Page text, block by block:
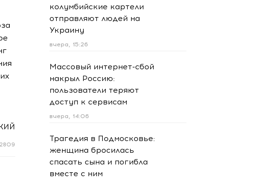
2809
колумбийские картели
отправляют людей на
Украину
вчера, 15:26
Массовый интернет-сбой
накрыл Россию:
пользователи теряют
доступ к сервисам
вчера, 14:06
Трагедия в Подмосковье:
женщина бросилась
спасать сына и погибла
вместе с ним